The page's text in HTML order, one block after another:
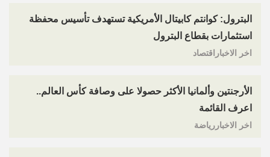
البترول: كوانتم كابيتال الأمريكية تستهدف تأسيس محفظة
استثمارات بقطاع البترول
اخر الاخباراقتصاد
الأرجنتين وألمانيا الأكثر حصولا على وصافة كأس العالم..
اعرف القائمة
اخر الاخباررياضة